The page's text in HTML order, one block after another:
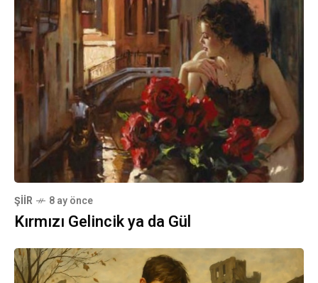
ŞIIR 8 ay önce
Kırmızı Gelincik ya da Gül